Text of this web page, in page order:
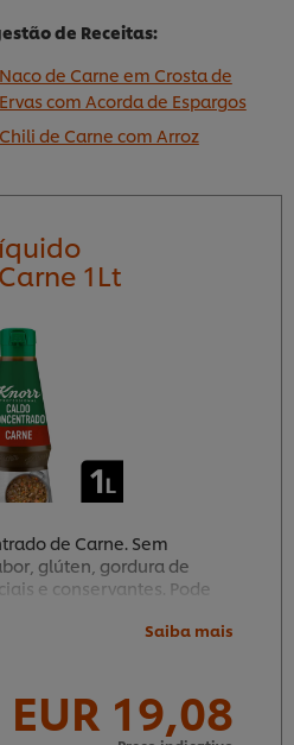
de Receitas:
Naco de Carne em Crosta de
Ervas com Acorda de Espargos
Chili de Carne com Arroz
1Lt
de Carne. Sem
glúten, gordura de
e conservantes. Pode
Saiba mais
EUR 19,08